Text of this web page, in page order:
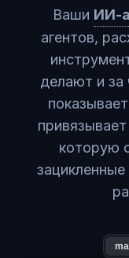
Ваши ИИ-
агентов,
делают и за
которую